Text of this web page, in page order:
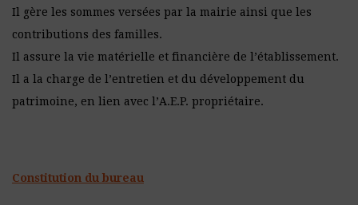
Il gère les sommes versées par la mairie ainsi que les
contributions des familles.
Il assure la vie matérielle et financière de l’établissement.
Il a la charge de l’entretien et du développement du
patrimoine, en lien avec l’A.E.P. propriétaire.
Constitution du bureau